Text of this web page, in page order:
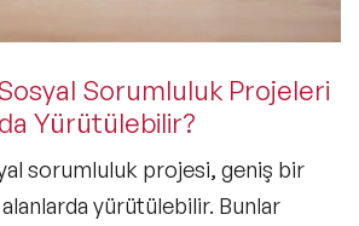
Sorumluluk Projeleri
Yürütülebilir?
sorumluluk projesi, geniş bir
yürütülebilir. Bunlar